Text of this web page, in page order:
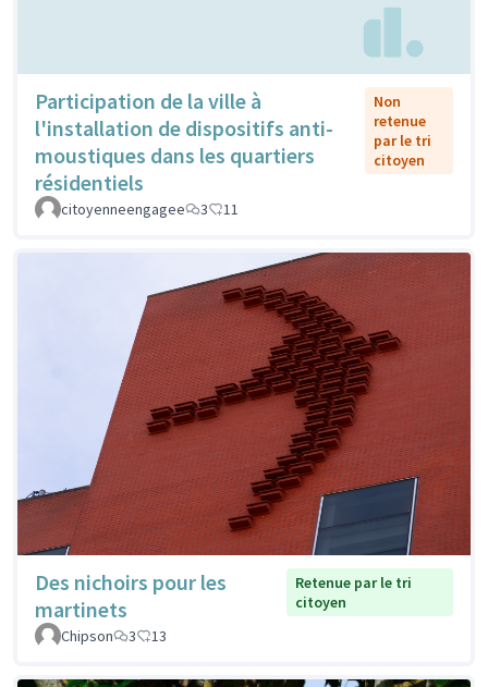
Participation de la ville à
l'installation de dispositifs anti-
moustiques dans les quartiers
résidentiels
Non
retenue
par le tri
citoyen
citoyenneengagee 3 11
Des nichoirs pour les
martinets
Retenue par le tri
citoyen
Chipson
3 13